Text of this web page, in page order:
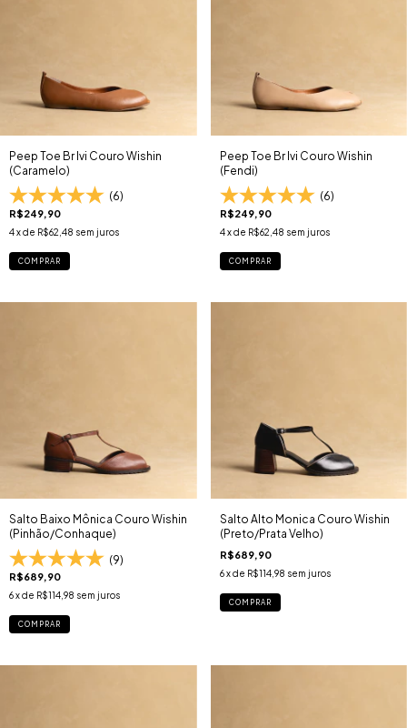
Peep Toe Br Ivi Couro Wishin
(Caramelo)
(6)
R$249,90
4x de R$62,48 sem juros
COMPRAR
Peep Toe Br Ivi Couro Wishin
(Fendi)
(6)
R$249,90
4 x de R$62,48 sem juros
COMPRAR
Salto Baixo Mônica Couro Wishin
(Pinhão/Conhaque)
(9)
R$689,90
6x de R$114,98 sem juros
COMPRAR
Salto Alto Monica Couro Wishin
(Preto/Prata Velho)
R$689,90
6 x de R$114,98 sem juros
COMPRAR